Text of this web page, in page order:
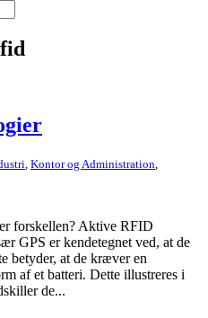
Kontor og Administration
forskellen? Aktive RFID
GPS er kendetegnet ved, at de
betyder, at de kræver en
af et batteri. Dette illustreres i
de...